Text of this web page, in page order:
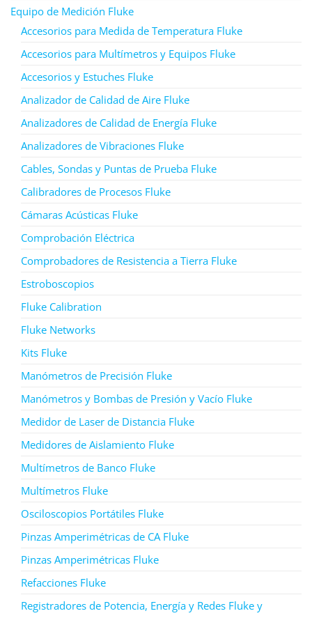
Equipo de Medición Fluke
Accesorios para Medida de Temperatura Fluke
Accesorios para Multímetros y Equipos Fluke
Accesorios y Estuches Fluke
Analizador de Calidad de Aire Fluke
Analizadores de Calidad de Energía Fluke
Analizadores de Vibraciones Fluke
Cables, Sondas y Puntas de Prueba Fluke
Calibradores de Procesos Fluke
Cámaras Acústicas Fluke
Comprobación Eléctrica
Comprobadores de Resistencia a Tierra Fluke
Estroboscopios
Fluke Calibration
Fluke Networks
Kits Fluke
Manómetros de Precisión Fluke
Manómetros y Bombas de Presión y Vacío Fluke
Medidor de Laser de Distancia Fluke
Medidores de Aislamiento Fluke
Multímetros de Banco Fluke
Multímetros Fluke
Osciloscopios Portátiles Fluke
Pinzas Amperimétricas de CA Fluke
Pinzas Amperimétricas Fluke
Refacciones Fluke
Registradores de Potencia, Energía y Redes Fluke y